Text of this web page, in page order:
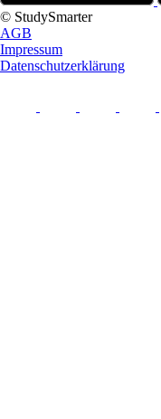
© StudySmarter
AGB
Impressum
Datenschutzerklärung